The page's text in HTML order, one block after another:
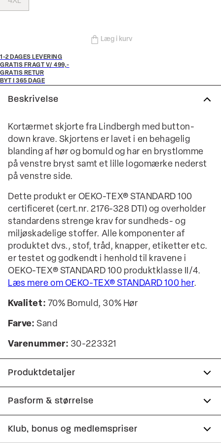
Læg i kurv
1-2 DAGES LEVERING
GRATIS FRAGT V/ 499,-
GRATIS RETUR
BYT I 365 DAGE
Beskrivelse
Kortærmet skjorte fra Lindbergh med button-
down krave. Skjortens er lavet i en behagelig
blanding af hør og bomuld og har en brystlomme
på venstre bryst samt et lille logomærke nederst
på venstre side.
Dette produkt er OEKO-TEX® STANDARD 100
certificeret (cert.nr. 2176-328 DTI) og overholder
standardens strenge krav for sundheds- og
miljøskadelige stoffer. Alle komponenter af
produktet dvs., stof, tråd, knapper, etiketter etc.
er testet og godkendt i henhold til kravene i
OEKO-TEX® STANDARD 100 produktklasse II/4.
Læs mere om OEKO-TEX® STANDARD 100 her.
Kvalitet: 70% Bomuld, 30% Hør
Farve: Sand
Varenummer: 30-223321
Produktdetaljer
Certificeret med OEKO-TEX® STANDARD 100.
Skjorten har button-down krave.
Lomme på venstre bryst.
Pasform & størrelse
Fit:Relaxed fit
Klub, bonus og medlemspriser